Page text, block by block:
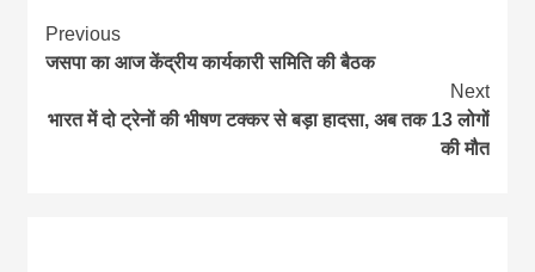
Continue
Reading
Previous
जसपा का आज केंद्रीय कार्यकारी समिति की बैठक
Next
भारत में दो ट्रेनों की भीषण टक्कर से बड़ा हादसा, अब तक 13 लोगों
की मौत